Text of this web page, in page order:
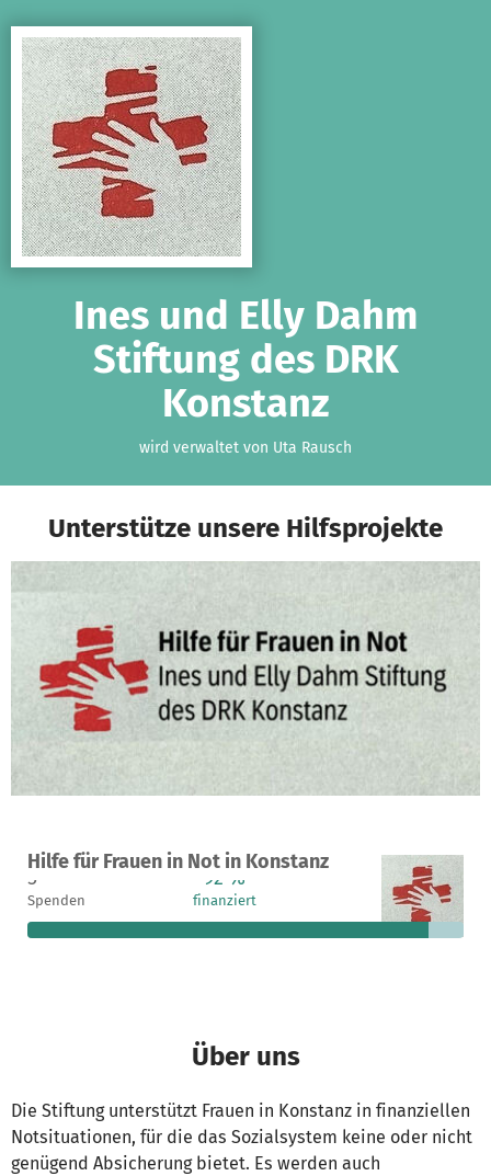
Ines und Elly Dahm
Stiftung des DRK
Konstanz
wird verwaltet von Uta Rausch
Unterstütze unsere Hilfsprojekte
Hilfe für Frauen in Not in Konstanz
Ein Projekt in Konstanz, Deutschland
5
Spenden
92 %
finanziert
77 €
fehlen noch
Über uns
Die Stiftung unterstützt Frauen in Konstanz in finanziellen
Notsituationen, für die das Sozialsystem keine oder nicht
genügend Absicherung bietet. Es werden auch